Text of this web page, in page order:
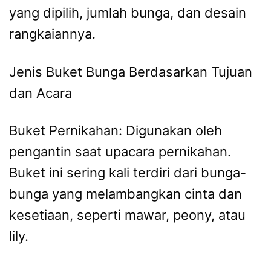
yang dipilih, jumlah bunga, dan desain
rangkaiannya.
Jenis Buket Bunga Berdasarkan Tujuan
dan Acara
Buket Pernikahan: Digunakan oleh
pengantin saat upacara pernikahan.
Buket ini sering kali terdiri dari bunga-
bunga yang melambangkan cinta dan
kesetiaan, seperti mawar, peony, atau
lily.